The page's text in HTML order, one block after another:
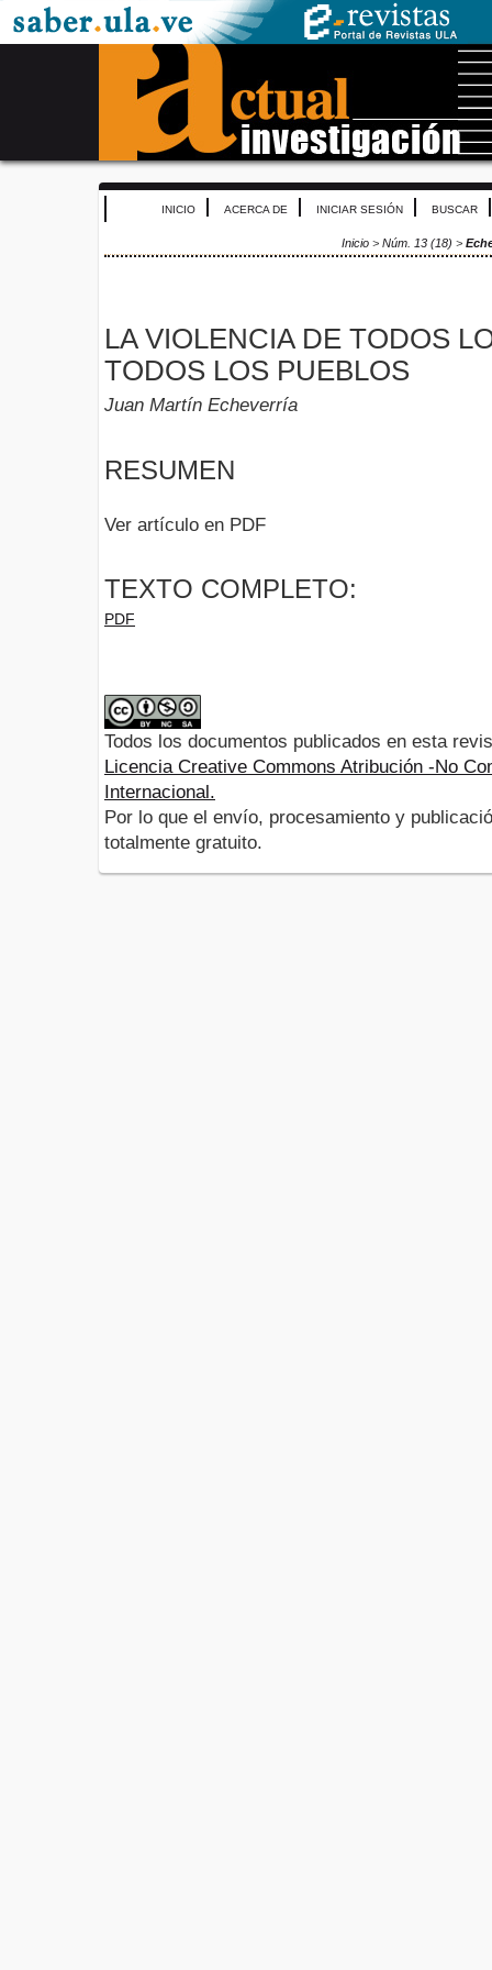
INICIO ACERCA DE INICIAR SESIÓN BUSCAR
Inicio > Núm. 13 (18) >
LA VIOLENCIA DE TODOS
TODOS LOS PUEBLOS
Juan Martín Echeverría
RESUMEN
Ver artículo en PDF
TEXTO COMPLETO:
PDF
Todos los documentos publicados en esta
Licencia Creative Commons Atribución -No
Internacional.
Por lo que el envío, procesamiento y
totalmente gratuito.